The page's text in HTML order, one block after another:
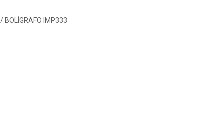
/ BOLÍGRAFO IMP333